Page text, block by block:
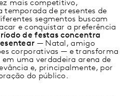
mais competitivo,
temporada de presentes de
segmentos buscam
e conquistar a preferência
de festas concentra
— Natal, amigo
corporativas — e transforma
uma verdadeira arena de
e, principalmente, por
do público.